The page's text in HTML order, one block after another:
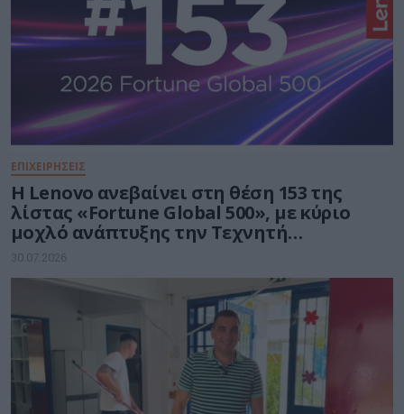
ΕΠΙΧΕΙΡΗΣΕΙΣ
Η Lenovo ανεβαίνει στη θέση 153 της
λίστας «Fortune Global 500», με κύριο
μοχλό ανάπτυξης την Τεχνητή
Νοημοσύνη
30.07.2026